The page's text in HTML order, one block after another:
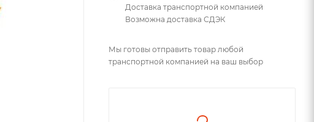
Доставка транспортной компанией
Возможна доставка СДЭК
Мы готовы отправить товар любой
транспортной компанией на ваш выбор